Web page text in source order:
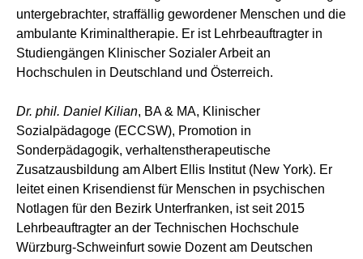
untergebrachter, straffällig gewordener Menschen und die
ambulante Kriminaltherapie. Er ist Lehrbeauftragter in
Studiengängen Klinischer Sozialer Arbeit an
Hochschulen in Deutschland und Österreich.
Dr. phil. Daniel Kilian, BA & MA, Klinischer
Sozialpädagoge (ECCSW), Promotion in
Sonderpädagogik, verhaltenstherapeutische
Zusatzausbildung am Albert Ellis Institut (New York). Er
leitet einen Krisendienst für Menschen in psychischen
Notlagen für den Bezirk Unterfranken, ist seit 2015
Lehrbeauftragter an der Technischen Hochschule
Würzburg-Schweinfurt sowie Dozent am Deutschen